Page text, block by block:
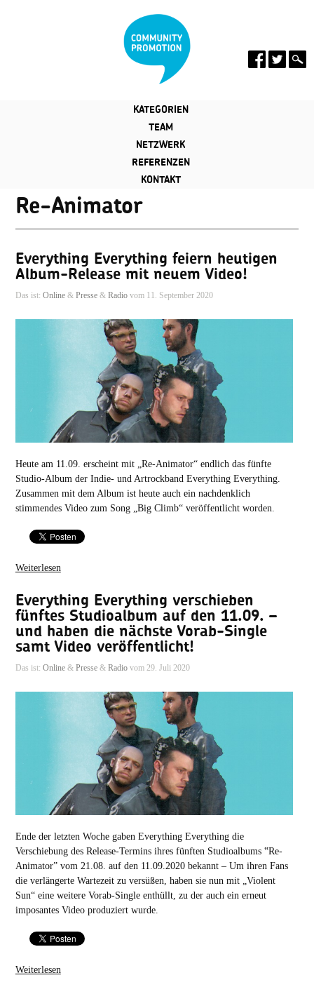
KATEGORIEN
TEAM
NETZWERK
REFERENZEN
KONTAKT
Re-Animator
Everything Everything feiern heutigen
Album-Release mit neuem Video!
Das ist: Online& Presse& Radiovom 11. September 2020
Heute am 11.09. erscheint mit „Re-Animator“ endlich das fünfte
Studio-Album der Indie- und Artrockband Everything Everything.
Zusammen mit dem Album ist heute auch ein nachdenklich
stimmendes Video zum Song „Big Climb“ veröffentlicht worden.
Weiterlesen
Everything Everything verschieben
fünftes Studioalbum auf den 11.09. –
und haben die nächste Vorab-Single
samt Video veröffentlicht!
Das ist: Online& Presse& Radiovom 29. Juli 2020
Ende der letzten Woche gaben Everything Everything die
Verschiebung des Release-Termins ihres fünften Studioalbums ‟Re-
Animator” vom 21.08. auf den 11.09.2020 bekannt – Um ihren Fans
die verlängerte Wartezeit zu versüßen, haben sie nun mit „Violent
Sun“ eine weitere Vorab-Single enthüllt, zu der auch ein erneut
imposantes Video produziert wurde.
Weiterlesen